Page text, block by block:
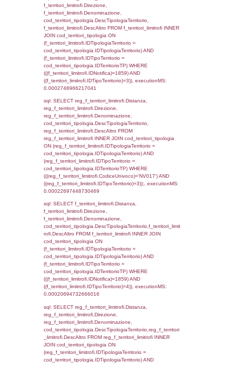
d1_controlli.Comune, d1_controlli.Via,
d1_controlli.Email, d1_controlli.Pec FROM
INNER JOIN d1_controlli ON
d1_controlli.UntAmmTerr where
executionMS: 0.00035905838012695
sql: SELECT * FROM d2_autorizzazioni
IDNotifica=1859, executionMS:
sql: SELECT Ispezione, IDArticoloComma,
StatoIspezione,
'%d/%m/%Y') as DataApertura,
DATE_FORMAT(DataChiusura, '%d/%m/
DataChiusura,
'%d/%m/%Y') as DataUltimoPIR FROM
WHERE (((d3_ispezioni.IDNotifica)=1859)),
0.00021696090698242
sql: SELECT el_nazioni.DescIT,
FROM f_confini_stato INNER JOIN
f_confini_stato.IDStato = el_nazioni.IDStato
f_confini_stato.IDNotifica = 1859;,
0.00021791458129883
sql: SELECT el_regioni.Regione,
el_comuni.Comune,
f_confini INNER JOIN ((el_comuni INNER
INNER JOIN el_regioni ON
el_regioni.IstRegione) ON
el_comuni.IstComune WHERE
(((f_confini.IDNotifica)=1859));,
0.00021886825561523